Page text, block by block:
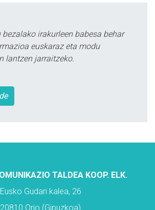
bezalako irakurleen babesa behar
euskaraz eta modu
lantzen jarraitzeko.
TALDEA KOOP. ELK.
Eusko Gudari kalea, 26
20810 Orio (Gipuzkoa)